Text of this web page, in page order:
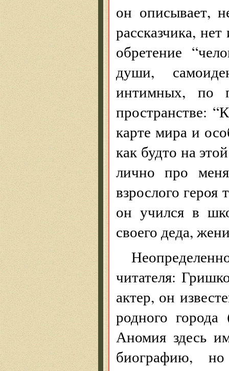
он описывает,
рассказчика,
обретение
души,
интимных, по
пространстве:
карте мира и
как будто на
лично про
взрослого героя
он учился в
своего деда,
читателя:
актер, он
родного
Аномия здесь
биографию,